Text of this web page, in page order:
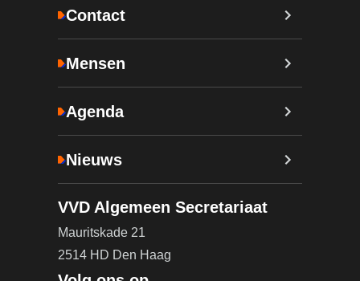
Contact
Mensen
Agenda
Nieuws
VVD Algemeen Secretariaat
Mauritskade 21
2514 HD Den Haag